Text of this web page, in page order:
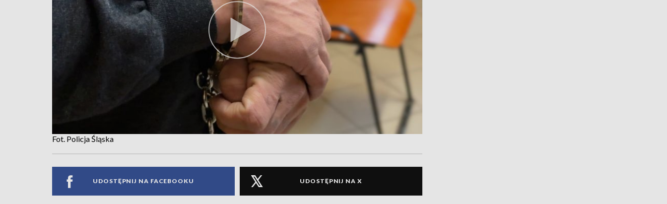
Fot. Policja Śląska
UDOSTĘPNIJ NA FACEBOOKU UDOSTĘPNIJ NA X